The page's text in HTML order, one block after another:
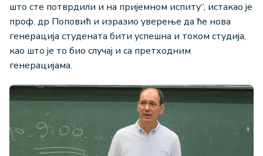
што сте потврдили и на пријемном испиту“, истакао је
проф. др Поповић и изразио уверење да ће нова
генерација студената бити успешна и током студија,
као што је то био случај и са претходним
генерацијама.